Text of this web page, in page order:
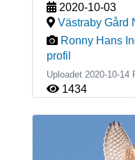
2020-10-03
Västraby Gård
Ronny Hans
profil
Uploadet 2020-10-14
1434